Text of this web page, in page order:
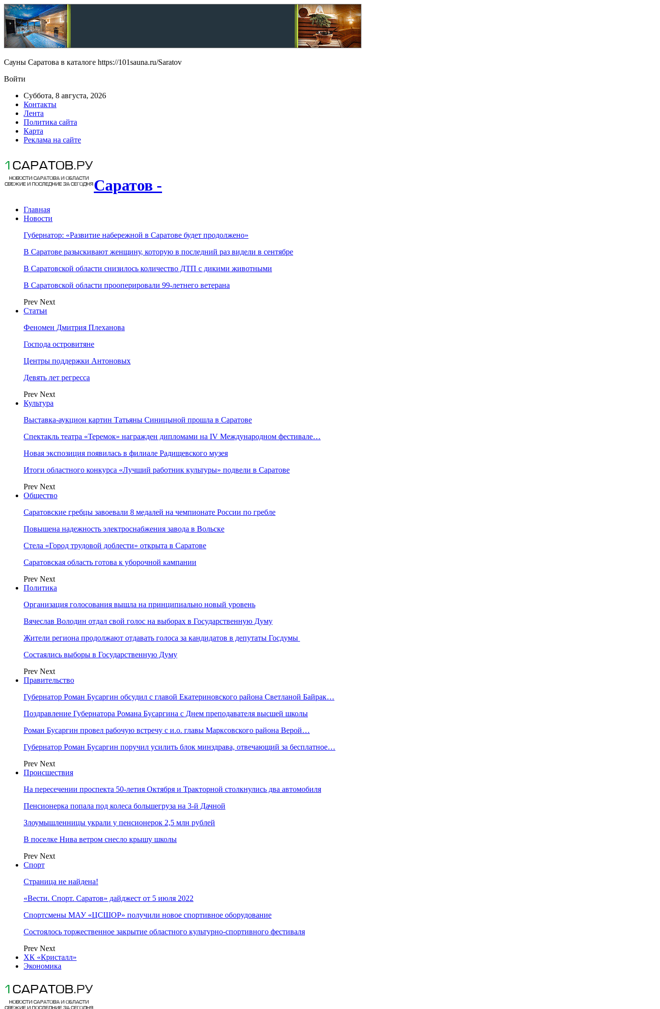
Сауны Саратова в каталоге https://101sauna.ru/Saratov
Войти
Суббота, 8 августа, 2026
Контакты
Лента
Политика сайта
Карта
Реклама на сайте
Саратов -
Главная
Новости
Губернатор: «Развитие набережной в Саратове будет продолжено»
В Саратове разыскивают женщину, которую в последний раз видели в сентябре
В Саратовской области снизилось количество ДТП с дикими животными
В Саратовской области прооперировали 99-летнего ветерана
Prev Next
Статьи
Феномен Дмитрия Плеханова
Господа островитяне
Центры поддержки Антоновых
Девять лет регресса
Prev Next
Культура
Выставка-аукцион картин Татьяны Синицыной прошла в Саратове
Спектакль театра «Теремок» награжден дипломами на IV Международном фестивале…
Новая экспозиция появилась в филиале Радищевского музея
Итоги областного конкурса «Лучший работник культуры» подвели в Саратове
Prev Next
Общество
Саратовские гребцы завоевали 8 медалей на чемпионате России по гребле
Повышена надежность электроснабжения завода в Вольске
Стела «Город трудовой доблести» открыта в Саратове
Саратовская область готова к уборочной кампании
Prev Next
Политика
Организация голосования вышла на принципиально новый уровень
Вячеслав Володин отдал свой голос на выборах в Государственную Думу
Жители региона продолжают отдавать голоса за кандидатов в депутаты Госдумы
Состаялись выборы в Государственную Думу
Prev Next
Правительство
Губернатор Роман Бусаргин обсудил с главой Екатериновского района Светланой Байрак…
Поздравление Губернатора Романа Бусаргина с Днем преподавателя высшей школы
Роман Бусаргин провел рабочую встречу с и.о. главы Марксовского района Верой…
Губернатор Роман Бусаргин поручил усилить блок минздрава, отвечающий за бесплатное…
Prev Next
Происшествия
На пересечении проспекта 50-летия Октября и Тракторной столкнулись два автомобиля
Пенсионерка попала под колеса большегруза на 3-й Дачной
Злоумышленницы украли у пенсионерок 2,5 млн рублей
В поселке Нива ветром снесло крышу школы
Prev Next
Спорт
Страница не найдена!
«Вести. Спорт. Саратов» дайджест от 5 июля 2022
Спортсмены МАУ «ЦСШОР» получили новое спортивное оборудование
Состоялось торжественное закрытие областного культурно-спортивного фестиваля
Prev Next
ХК «Кристалл»
Экономика